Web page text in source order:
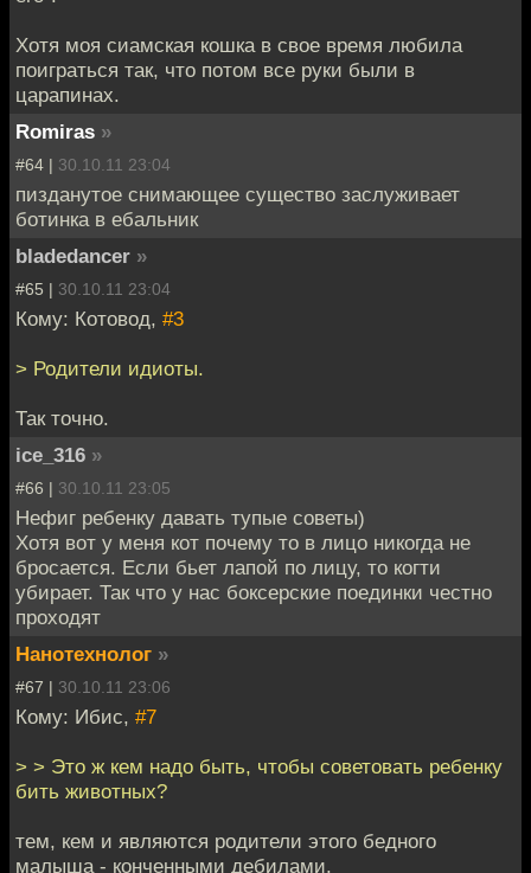
Хотя моя сиамская кошка в свое время любила
поиграться так, что потом все руки были в
царапинах.
Romiras »
#64 | 30.10.11 23:04
пизданутое снимающее существо заслуживает
ботинка в ебальник
bladedancer »
#65 | 30.10.11 23:04
Кому: Котовод, #3
> Родители идиоты.
Так точно.
ice_316 »
#66 | 30.10.11 23:05
Нефиг ребенку давать тупые советы)
Хотя вот у меня кот почему то в лицо никогда не
бросается. Если бьет лапой по лицу, то когти
убирает. Так что у нас боксерские поединки честно
проходят
Нанотехнолог »
#67 | 30.10.11 23:06
Кому: Ибис, #7
> > Это ж кем надо быть, чтобы советовать ребенку
бить животных?
тем, кем и являются родители этого бедного
малыша - конченными дебилами.